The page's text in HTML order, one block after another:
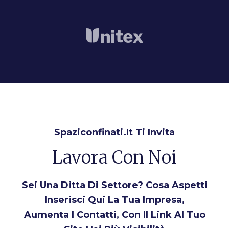
Spaziconfinati.it Ti Invita
Lavora Con Noi
Sei Una Ditta Di Settore? Cosa Aspetti
Inserisci Qui La Tua Impresa,
Aumenta I Contatti, Con Il Link Al Tuo